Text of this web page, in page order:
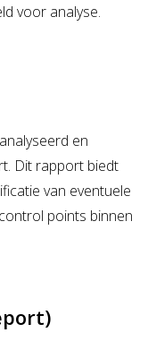
voor analyse.
en
Dit rapport biedt
van eventuele
control points binnen